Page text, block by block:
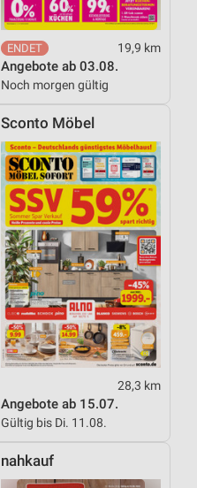
19,9 km
Angebote ab 03.08.
Noch morgen gültig
Sconto Möbel
28,3 km
Angebote ab 15.07.
Gültig bis Di. 11.08.
nahkauf